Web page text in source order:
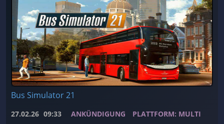
Bus Simulator 21
27.02.26 09:33 ANKÜNDIGUNG PLATTFORM: MULTI